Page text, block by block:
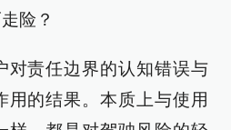
险？
对责任边界的认知错误与
用的结果。本质上与使用